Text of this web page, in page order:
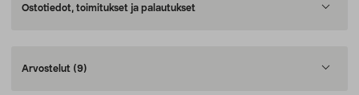
Ostotiedot, toimitukset ja palautukset
Arvostelut (9)